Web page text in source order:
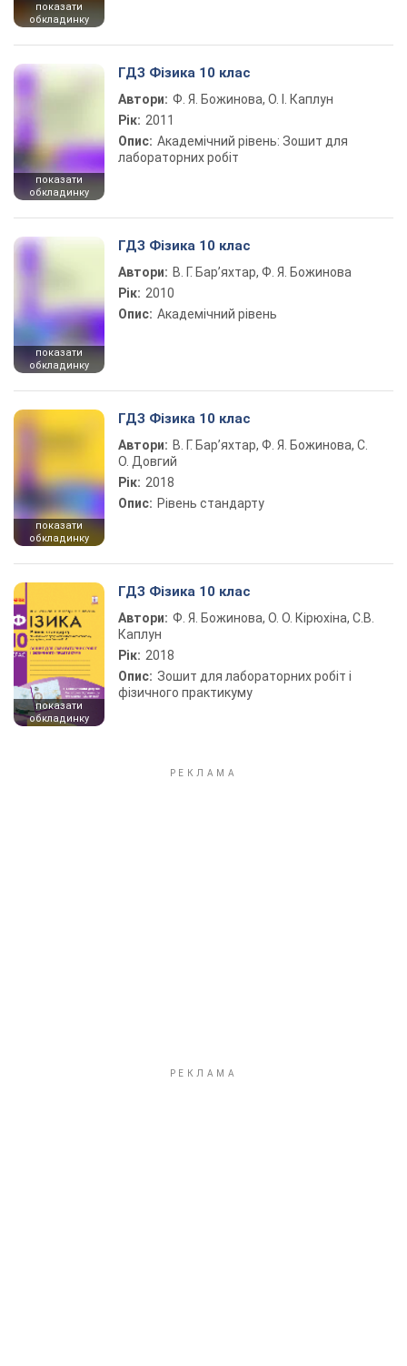
показати
обкладинку
показати
обкладинку
ГДЗ Фізика 10 клас
Автори: Ф. Я. Божинова, О. І. Каплун
Рік: 2011
Опис: Академічний рівень: Зошит для
лабораторних робіт
показати
обкладинку
ГДЗ Фізика 10 клас
Автори: В. Г. Бар’яхтар, Ф. Я. Божинова
Рік: 2010
Опис: Академічний рівень
показати
обкладинку
ГДЗ Фізика 10 клас
Автори: В. Г. Бар’яхтар, Ф. Я. Божинова, С.
О. Довгий
Рік: 2018
Опис: Рівень стандарту
показати
обкладинку
ГДЗ Фізика 10 клас
Автори: Ф. Я. Божинова, О. О. Кірюхіна, С.В.
Каплун
Рік: 2018
Опис: Зошит для лабораторних робіт і
фізичного практикуму